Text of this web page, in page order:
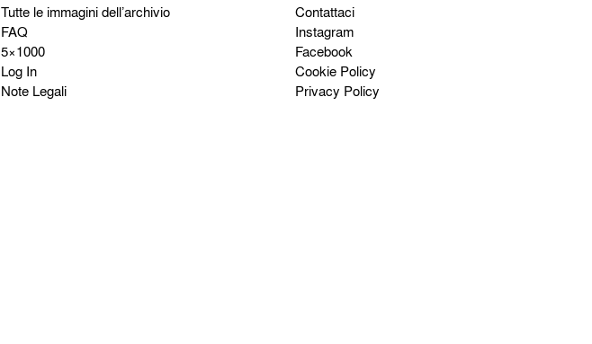
Tutte le immagini dell’archivio
FAQ
5×1000
Log In
Note Legali
Contattaci
Instagram
Facebook
Cookie Policy
Privacy Policy